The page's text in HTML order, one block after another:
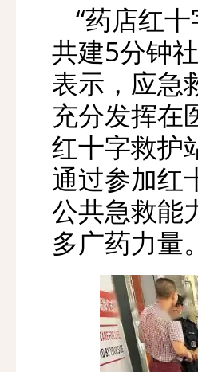
“药店红
共建5分钟
表示，应急
充分发挥在
红十字救护
通过参加红
公共急救能
多广药力量